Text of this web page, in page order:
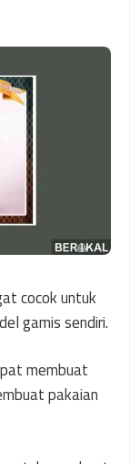
cocok untuk
gamis sendiri.
membuat
pakaian